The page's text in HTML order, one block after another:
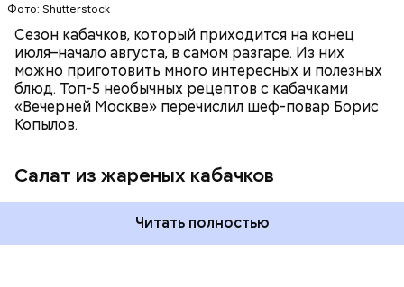
Фото: Shutterstock
Сезон кабачков, который приходится на конец
июля–начало августа, в самом разгаре. Из них
можно приготовить много интересных и полезных
блюд. Топ-5 необычных рецептов с кабачками
«Вечерней Москве» перечислил шеф-повар Борис
Копылов.
Салат из жареных кабачков
Читать полностью
кремний — укрепляет кости, зубы, волосы и
ногти и оказывает омолаживающее действие;
Вред дыни